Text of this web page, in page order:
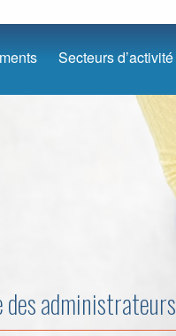
Secteurs d’activité
administrateurs